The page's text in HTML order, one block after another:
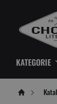
KATEGORIE